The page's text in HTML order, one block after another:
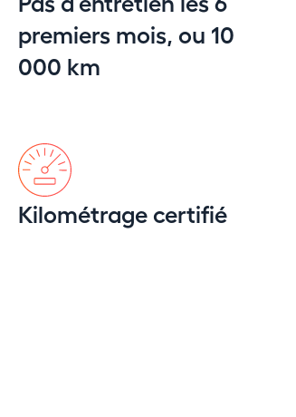
premiers mois, ou 10
000 km
Kilométrage certifié